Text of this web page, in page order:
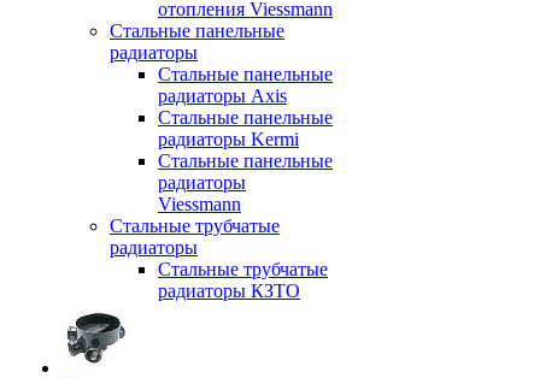
отопления Viessmann
Стальные панельные
радиаторы
Стальные панельные
радиаторы Axis
Стальные панельные
радиаторы Kermi
Стальные панельные
радиаторы
Viessmann
Стальные трубчатые
радиаторы
Стальные трубчатые
радиаторы КЗТО